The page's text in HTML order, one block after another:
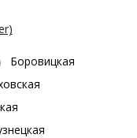
Боровицкая